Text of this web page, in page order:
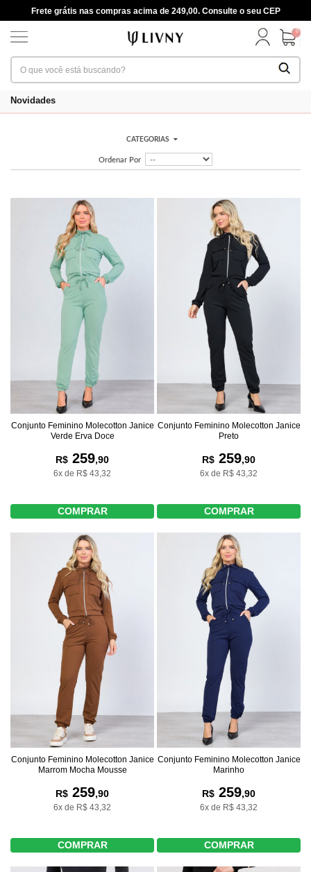
Frete grátis nas compras acima de 249,00. Consulte o seu CEP
0
Novidades
CATEGORIAS
Ordenar Por
Conjunto Feminino Molecotton Janice
Verde Erva Doce
R$ 259,90
6x de R$ 43,32
COMPRAR
Conjunto Feminino Molecotton Janice
Preto
R$ 259,90
6x de R$ 43,32
COMPRAR
Conjunto Feminino Molecotton Janice
Marrom Mocha Mousse
R$ 259,90
6x de R$ 43,32
COMPRAR
Conjunto Feminino Molecotton Janice
Marinho
R$ 259,90
6x de R$ 43,32
COMPRAR